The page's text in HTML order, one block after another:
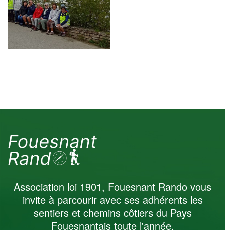
Septembre 2025
Association loi 1901, Fouesnant Rando vous
invite à parcourir avec ses adhérents les
sentiers et chemins côtiers du Pays
Fouesnantais toute l'année.